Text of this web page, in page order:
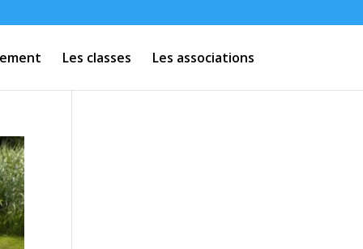
Les classes Les associations